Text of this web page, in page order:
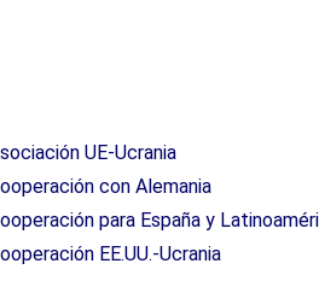
UE-Ucrania
con Alemania
para España y
EE.UU.-Ucrania